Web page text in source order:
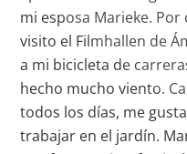
mi esposa Marieke.
visito el Filmhallen de
a mi bicicleta de
hecho mucho viento.
todos los días, me
trabajar en el jardín.